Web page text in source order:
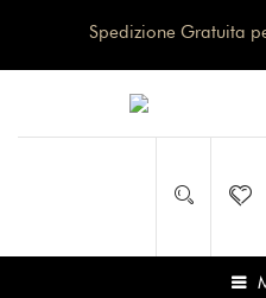
Spedizione Gratuita